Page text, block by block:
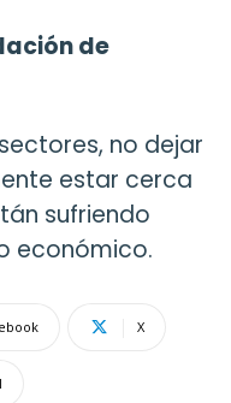
de
no dejar
estar cerca
sufriendo
económico.
X